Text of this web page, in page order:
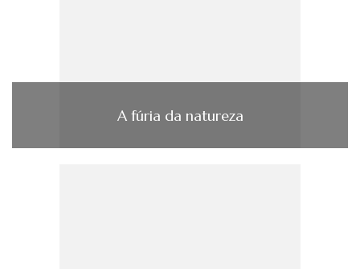
A fúria da natureza